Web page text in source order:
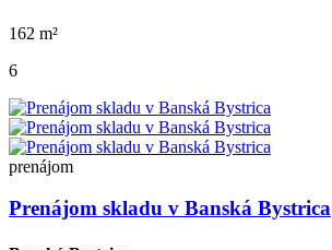
162 m²
6
prenájom
Prenájom skladu v Banská Bystrica